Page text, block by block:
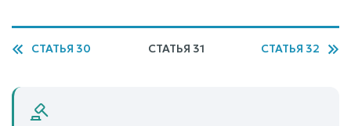
СТАТЬЯ 30 СТАТЬЯ 31 СТАТЬЯ 32